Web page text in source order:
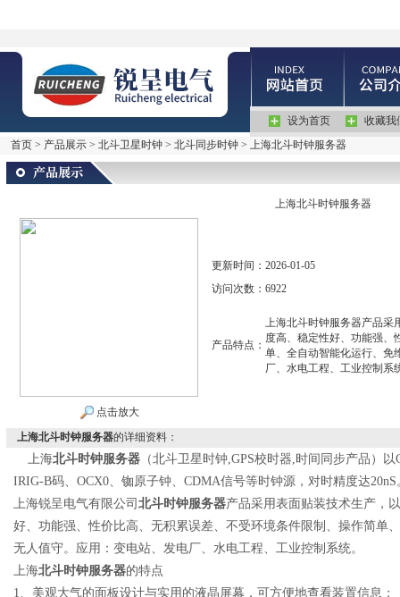
设为首页
收藏我
首页 > 产品展示 > 北斗卫星时钟 > 北斗同步时钟 > 上海北斗时钟服务器
上海北斗时钟服务器
点击放大
更新时间： 2026-01-05
访问次数： 6922
产品特点：
上海北斗时钟服务器产品采
度高、稳定性好、功能强、
单、全自动智能化运行、免
厂、水电工程、工业控制系
上海北斗时钟服务器的详细资料：
上海北斗时钟服务器（北斗卫星时钟,GPS校时器,时间同步产品 ）以
IRIG-B码、OCX0、铷原子钟、CDMA信号等时钟源，对时精度达20nS
上海锐呈电气有限公司 北斗时钟服务器产品采用表面贴装技术生产，
好、功能强、性价比高、无积累误差、不受环境条件限制、操作简单
无人值守。 应用：变电站、发电厂、水电工程、工业控制系统。
上海北斗时钟服务器的特点
1、美观大气的面板设计与实用的液晶屏幕，可方便地查看装置信息；